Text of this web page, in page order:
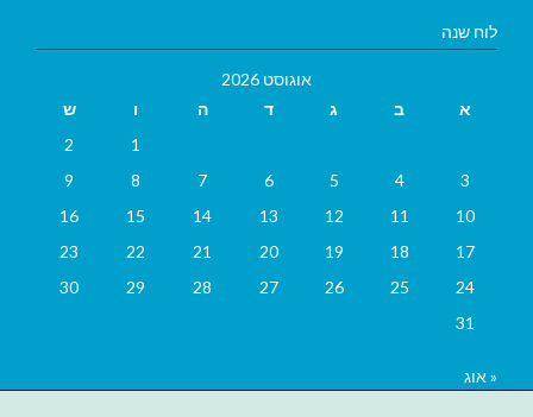
לוח שנה
אוגוסט 2026
א
ב ג ד ה ו
ש
1
2
3
4
5
6
7
8
9
10
11
12
13
14
15
16
17
18
19
20
21
22
23
24
25
26
27
28
29
30
31
« אוג